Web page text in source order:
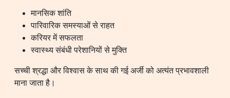
मानसिक शांति
पारिवारिक समस्याओं से राहत
करियर में सफलता
स्वास्थ्य संबंधी परेशानियों से मुक्ति
सच्ची श्रद्धा और विश्वास के साथ की गई अर्जी को अत्यंत प्रभावशाली
माना जाता है।